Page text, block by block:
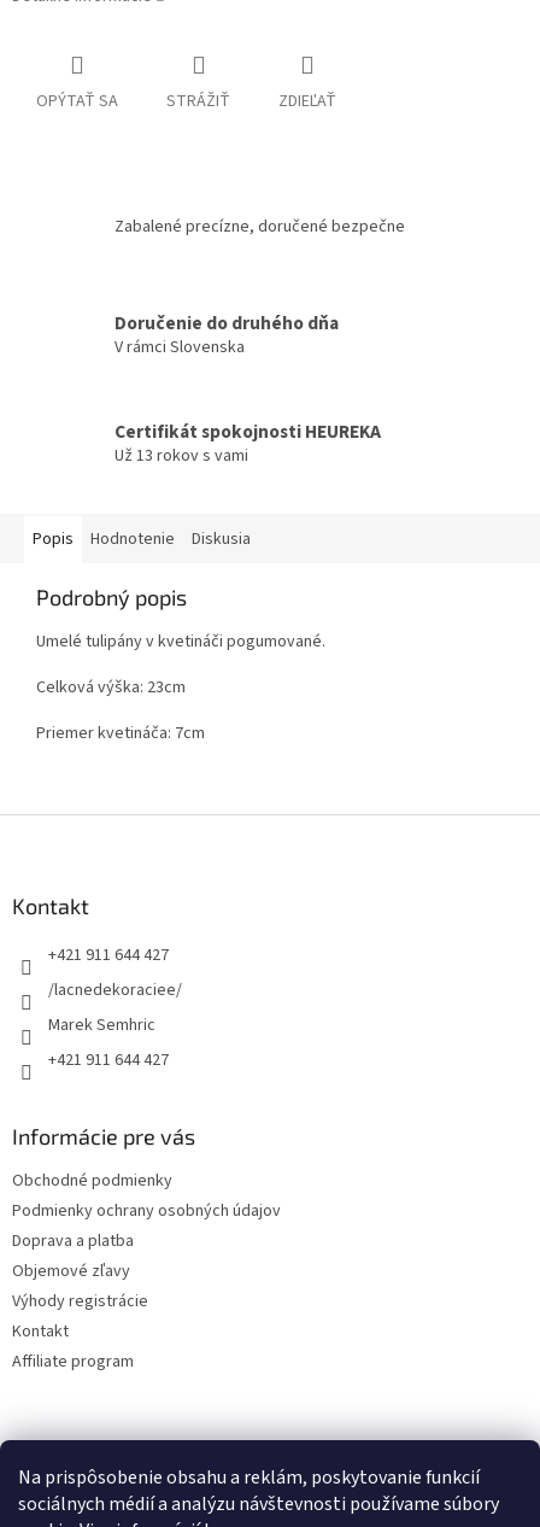
Na prispôsobenie obsahu a reklám, poskytovanie funkcií
sociálnych médií a analýzu návštevnosti používame súbory
OPÝTAŤ SA STRÁŽIŤ ZDIEĽAŤ
Zabalené precízne, doručené bezpečne
Doručenie do druhého dňa
V rámci Slovenska
Certifikát spokojnosti HEUREKA
Už 13 rokov s vami
Popis Hodnotenie Diskusia
Podrobný popis
Umelé tulipány v kvetináči pogumované.
Celková výška: 23cm
Priemer kvetináča: 7cm
Kontakt
+421 911 644 427
/lacnedekoraciee/
Marek Semhric
+421 911 644 427
Informácie pre vás
Obchodné podmienky
Podmienky ochrany osobných údajov
Doprava a platba
Objemové zľavy
Výhody registrácie
Kontakt
Affiliate program